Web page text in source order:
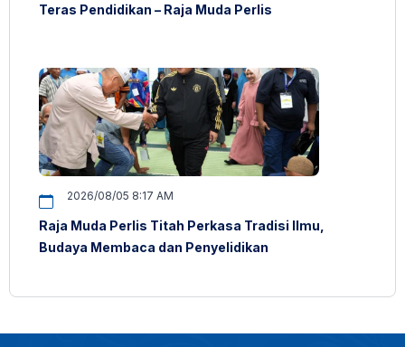
Teras Pendidikan – Raja Muda Perlis
2026/08/05 8:17 AM
Raja Muda Perlis Titah Perkasa Tradisi Ilmu,
Budaya Membaca dan Penyelidikan